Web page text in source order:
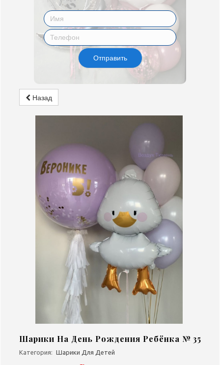
Отправить
Назад
Шарики На День Рождения Ребёнка № 35
Категория: Шарики Для Детей